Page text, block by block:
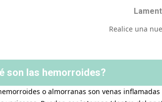
Realice una
son las hemorroides?
o almorranas son venas